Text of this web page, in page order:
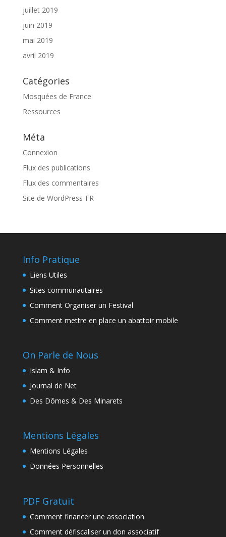
juillet 2019
juin 2019
mai 2019
avril 2019
Catégories
Mosquées de France
Ressources
Méta
Connexion
Flux des publications
Flux des commentaires
Site de WordPress-FR
Info Pratique
Liens Utiles
Sites communautaires
Comment Organiser un Festival
Comment mettre en place un abattoir mobile
On Parle de Nous
Islam & Info
Journal de Net
Des Dômes & Des Minarets
Mentions Légales
Mentions Légales
Données Personnelles
PDF Gratuit
Comment financer une association
Comment défiscaliser un don associatif